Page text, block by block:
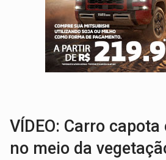
VÍDEO:Motoboy de
ELEIÇÕES 2026:Ulisses
DECISÃO REVISADA:
VÍDEO: Carro
no meio da